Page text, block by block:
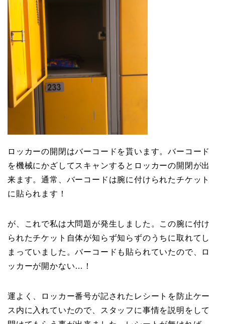
ロッカーの開閉はバーコードを貰います。バーコード
を機械にかざしてスキャンするとロッカーの開閉が出
来ます。通常、バーコードは腕に付けられたチケット
に貼られます！
が、これで私は大問題が発生しました。この腕に付け
られたチケット自体が知らず知らずのうちに取れてし
まっていました。バーコードも貼られていたので、ロ
ッカーが開かない…！
運よく、ロッカー番号が記されたレシートを防止ケー
ス内に入れていたので、スタッフに事情を説明をして